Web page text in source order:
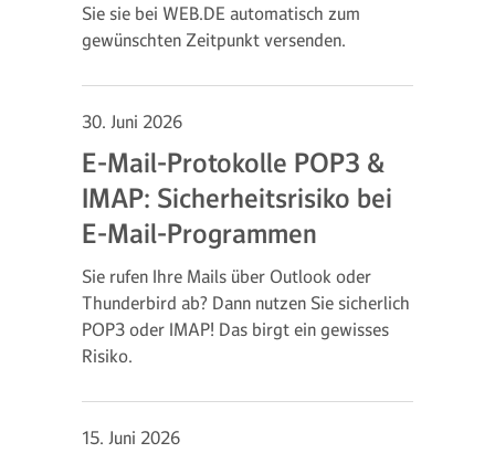
Sie sie bei WEB.DE automatisch zum
gewünschten Zeitpunkt versenden.
30. Juni 2026
E-Mail-Protokolle POP3 &
IMAP: Sicherheitsrisiko bei
E-Mail-Programmen
Sie rufen Ihre Mails über Outlook oder
Thunderbird ab? Dann nutzen Sie sicherlich
POP3 oder IMAP! Das birgt ein gewisses
Risiko.
15. Juni 2026